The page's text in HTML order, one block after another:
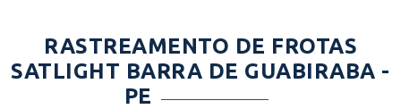
RASTREAMENTO DE FROTAS
SATLIGHT BARRA DE GUABIRABA -
PE